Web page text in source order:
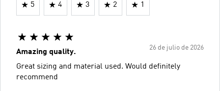
5 4 3 2 1
26 de julio de 2026
Amazing quality.
Great sizing and material used. Would definitely
recommend